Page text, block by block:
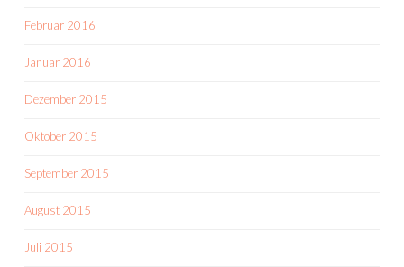
Februar 2016
Januar 2016
Dezember 2015
Oktober 2015
September 2015
August 2015
Juli 2015